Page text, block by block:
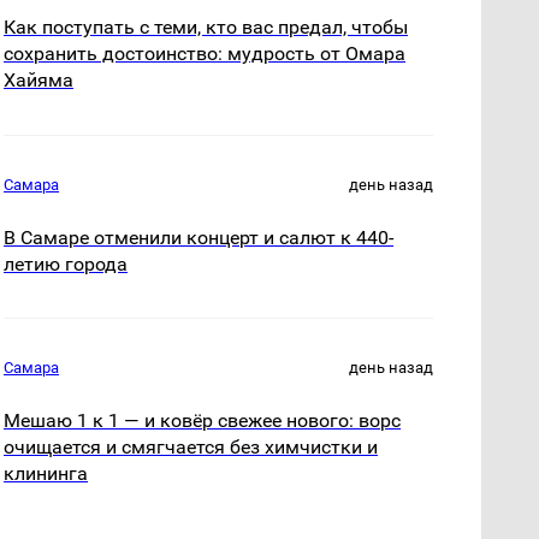
Как поступать с теми, кто вас предал, чтобы
сохранить достоинство: мудрость от Омара
Хайяма
Самара день назад
В Самаре отменили концерт и салют к 440-
летию города
Самара день назад
Мешаю 1 к 1 — и ковёр свежее нового: ворс
очищается и смягчается без химчистки и
клининга